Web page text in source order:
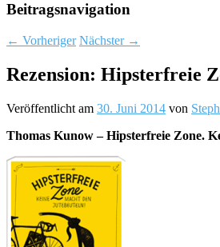
Beitragsnavigation
← Vorheriger Nächster →
Rezension: Hipsterfreie
Veröffentlicht am 30. Juni 2014 von
Thomas Kunow – Hipsterfreie Zone.